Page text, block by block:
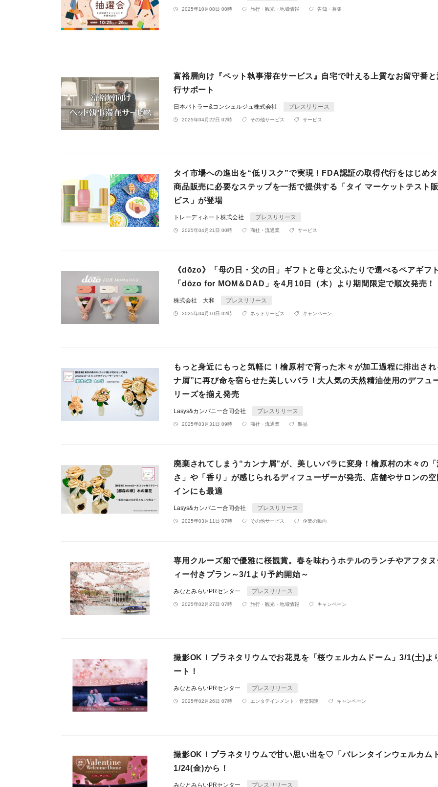
2025年10月08日 00時 旅行・観光・地域情報 告知・募集
富裕層向け『ペット執事滞在サービス』自宅で叶える上質なお留守番
行サポート
日本バトラー&コンシェルジュ株式会社 プレスリリース
2025年04月22日 02時 その他サービス サービス
タイ市場への進出を“低リスク”で実現！FDA認証の取得代行をはじめ
商品販売に必要なステップを一括で提供する「タイ マーケットテスト
ビス」が登場
トレーディネート株式会社 プレスリリース
2025年04月21日 00時 商社・流通業 サービス
《dōzo》「母の日・父の日」ギフトと母と父ふたりで選べるペアギフ
「dōzo for MOM＆DAD」を4月10日（木）より期間限定で順次発売！
株式会社 大和 プレスリリース
2025年04月10日 02時 ネットサービス キャンペーン
もっと身近にもっと気軽に！檜原村で育った木々が加工過程に排出さ
ナ屑”に再び命を宿らせた美しいバラ！大人気の天然精油使用のデフュ
リーズを揃え発売
Lasys&カンパニー合同会社 プレスリリース
2025年03月31日 09時 商社・流通業 製品
廃棄されてしまう“カンナ屑”が、美しいバラに変身！檜原村の木々の
さ」や「香り」が感じられるディフューザーが発売、店舗やサロンの
インにも最適
Lasys&カンパニー合同会社 プレスリリース
2025年03月11日 07時 その他サービス 企業の動向
専用クルーズ船で優雅に桜観賞。春を味わうホテルのランチやアフタ
ィー付きプラン～3/1より予約開始～
みなとみらいPRセンター プレスリリース
2025年02月27日 07時 旅行・観光・地域情報 キャンペーン
撮影OK！プラネタリウムでお花見を「桜ウェルカムドーム」3/1(土)よ
ート！
みなとみらいPRセンター プレスリリース
2025年02月26日 07時 エンタテインメント・音楽関連 キャンペーン
撮影OK！プラネタリウムで甘い思い出を♡「バレンタインウェルカム
1/24(金)から！
みなとみらいPRセンター プレスリリース